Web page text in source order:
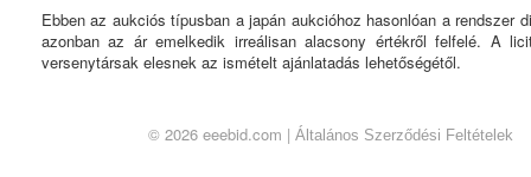
Ebben az aukciós típusban a japán aukcióhoz hasonlóan a rendszer
azonban az ár emelkedik irreálisan alacsony értékről felfelé. A
versenytársak elesnek az ismételt ajánlatadás lehetőségétől.
© 2026 eeebid.com | Általános Szerződési Feltételek